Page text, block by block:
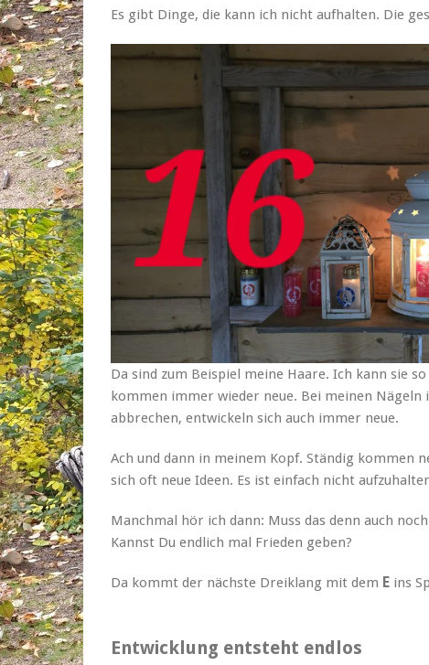
Es gibt Dinge, die kann ich nicht aufhalten. Die
Da sind zum Beispiel meine Haare. Ich kann sie
kommen immer wieder neue. Bei meinen Nägeln
abbrechen, entwickeln sich auch immer neue.
Ach und dann in meinem Kopf. Ständig kommen
sich oft neue Ideen. Es ist einfach nicht
Manchmal hör ich dann: Muss das denn auch
Kannst Du endlich mal Frieden geben?
Da kommt der nächste Dreiklang mit dem E ins
Entwicklung entsteht endlos